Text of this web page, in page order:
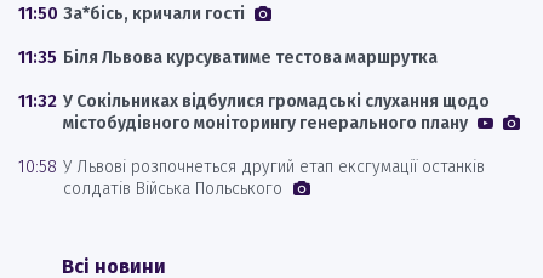
11:50 За*бісь, кричали гості
11:35 Біля Львова курсуватиме тестова маршрутка
11:32 У Сокільниках відбулися громадські слухання щодо
містобудівного моніторингу генерального плану
10:58 У Львові розпочнеться другий етап ексгумації останків
солдатів Війська Польського
Всі новини